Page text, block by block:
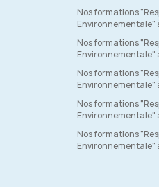
Nos formations
Environnementale"
Nos formations
Environnementale"
Nos formations
Environnementale"
Nos formations
Environnementale"
Nos formations
Environnementale"